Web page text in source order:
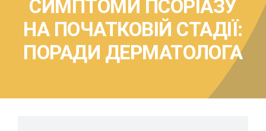
СИМПТОМИ ПСОРІАЗУ
НА ПОЧАТКОВІЙ СТАДІЇ:
ПОРАДИ ДЕРМАТОЛОГА